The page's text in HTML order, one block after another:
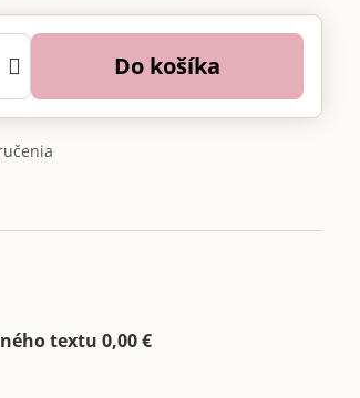
Do košíka
textu 0,00 €